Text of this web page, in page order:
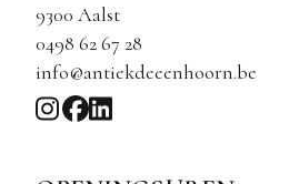
9300 Aalst
0498 62 67 28
info@antiekdeeenhoorn.be